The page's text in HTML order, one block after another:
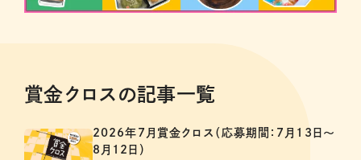
賞金クロスの記事一覧
2026年7月賞金クロス（応募期間：7月13日～
8月12日）